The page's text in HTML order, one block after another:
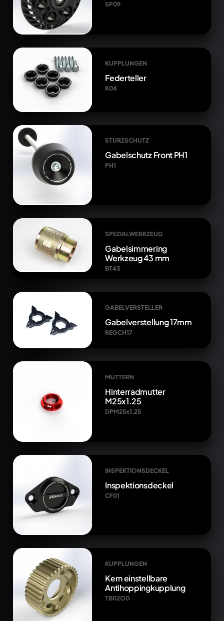
SP09
KUPPLUNGEN
Federteller
K04
STURZSCHUTZ
Gabelschutz Front PH1
PH1
SPEZIALWERKZEUG
Gabelsimmering
Werkzeug 43 mm
BT43
GABELVERSTELLER
Gabelverstellung 17mm
REGCH17
MUTTERN
Hinterradmutter
M25x1.25
DPM25x1.25
INSPEKTIONSDECKEL
Inspektionsdeckel
CF01
KUPPLUNGEN
Kern einstellbare
Antihoppingkupplung
TB02OD